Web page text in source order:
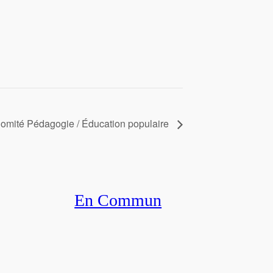
Pédagogie / Éducation populaire
En Commun